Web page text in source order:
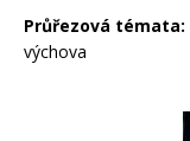
Průřezová témata:
výchova